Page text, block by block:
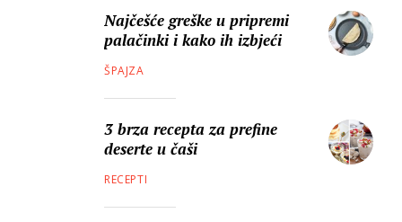
Najčešće greške u pripremi
palačinki i kako ih izbjeći
ŠPAJZA
3 brza recepta za prefine
deserte u čaši
RECEPTI